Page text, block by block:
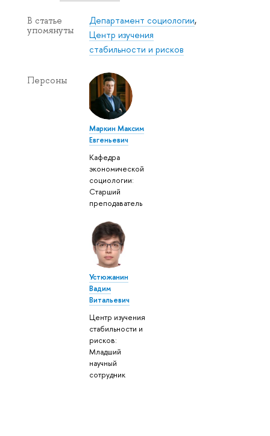
В статье
упомянуты
Департамент социологии,
Центр изучения
стабильности и рисков
Персоны
Маркин Максим
Евгеньевич
Кафедра
экономической
социологии:
Старший
преподаватель
Устюжанин
Вадим
Витальевич
Центр изучения
стабильности и
рисков:
Младший
научный
сотрудник